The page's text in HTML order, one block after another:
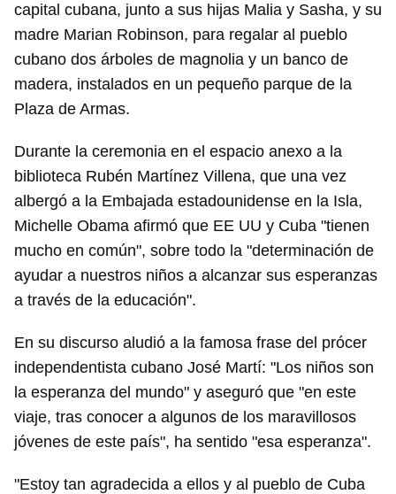
capital cubana, junto a sus hijas Malia y Sasha, y su
madre Marian Robinson, para regalar al pueblo
cubano dos árboles de magnolia y un banco de
madera, instalados en un pequeño parque de la
Plaza de Armas.
Durante la ceremonia en el espacio anexo a la
biblioteca Rubén Martínez Villena, que una vez
albergó a la Embajada estadounidense en la Isla,
Michelle Obama afirmó que EE UU y Cuba "tienen
mucho en común", sobre todo la "determinación de
ayudar a nuestros niños a alcanzar sus esperanzas
a través de la educación".
En su discurso aludió a la famosa frase del prócer
independentista cubano José Martí: "Los niños son
la esperanza del mundo" y aseguró que "en este
viaje, tras conocer a algunos de los maravillosos
jóvenes de este país", ha sentido "esa esperanza".
"Estoy tan agradecida a ellos y al pueblo de Cuba